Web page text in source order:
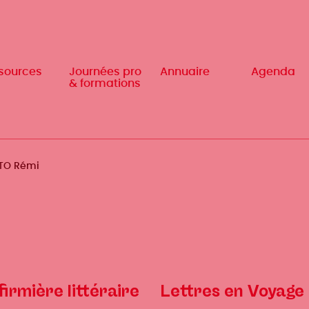
Journées pro
& formations
Annuaire Agenda
Journées pro
& formations
Annuaire Agenda
Rémi
littéraire Lettres en Voyage